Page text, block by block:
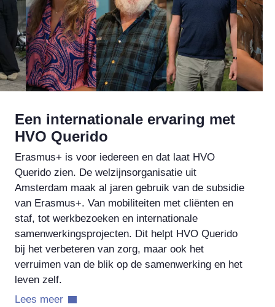
Een internationale ervaring met
HVO Querido
Erasmus+ is voor iedereen en dat laat HVO
Querido zien. De welzijnsorganisatie uit
Amsterdam maak al jaren gebruik van de subsidie
van Erasmus+. Van mobiliteiten met cliënten en
staf, tot werkbezoeken en internationale
samenwerkingsprojecten. Dit helpt HVO Querido
bij het verbeteren van zorg, maar ook het
verruimen van de blik op de samenwerking en het
leven zelf.
Lees meer